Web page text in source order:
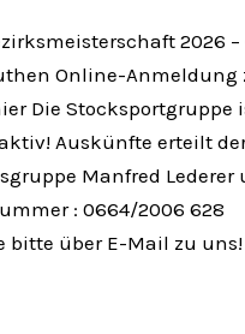
2026 –
Online-Anmeldung
Die Stocksportgruppe
Auskünfte erteilt
Manfred Lederer
: 0664/2006 628
bitte über E-Mail zu uns!